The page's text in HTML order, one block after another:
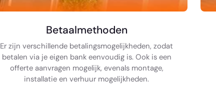
Betaalmethoden
Er zijn verschillende betalingsmogelijkheden, zodat
betalen via je eigen bank eenvoudig is. Ook is een
offerte aanvragen mogelijk, evenals montage,
installatie en verhuur mogelijkheden.